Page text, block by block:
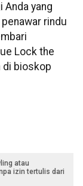
Anda yang
rindu
Lock the
di bioskop
atau
izin tertulis dari